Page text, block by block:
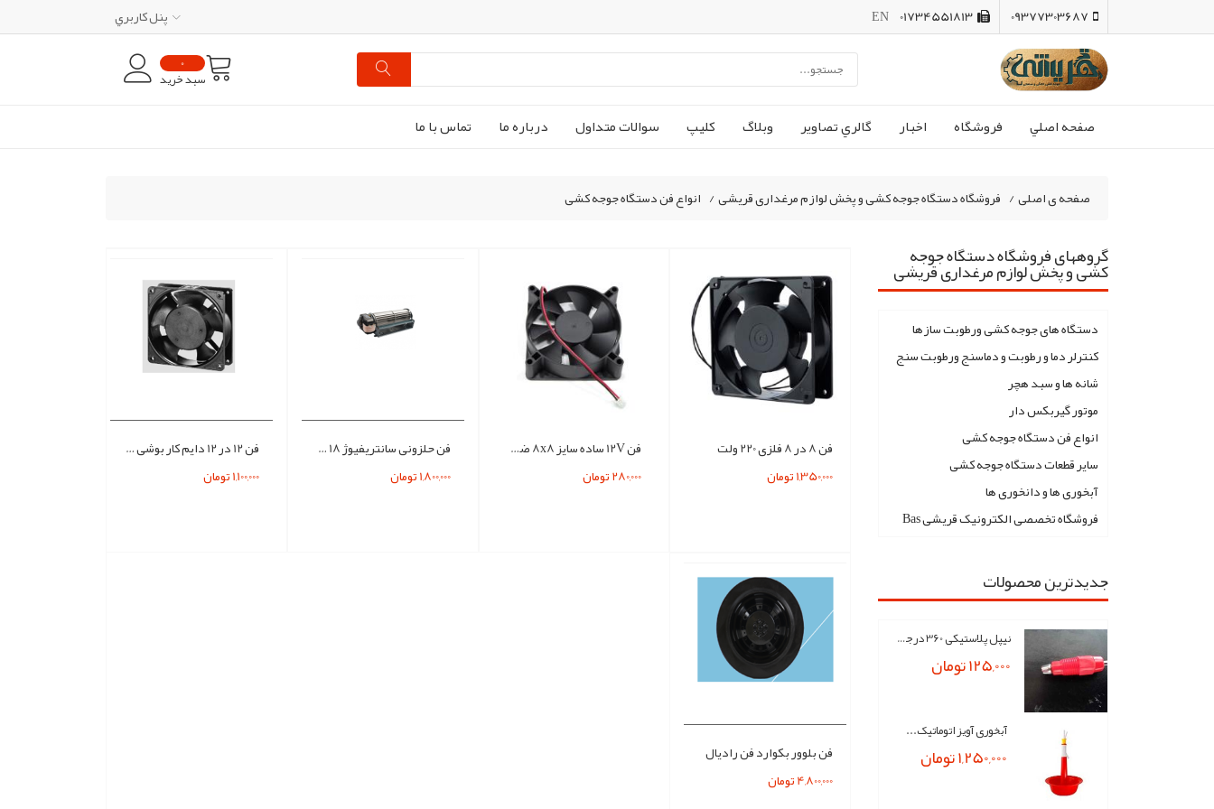
09377303687
01734551813
EN پنل کاربري
0
سبد خرید
صفحه اصلي فروشگاه اخبار گالري تصاوير وبلاگ کليپ سوالات متداول درباره ما تماس با ما
صفحه ی اصلی/ فروشگاه دستگاه جوجه کشی و پخش لوازم مرغداری قریشی/ انواع فن دستگاه جوجه کشی
گروههای فروشگاه دستگاه جوجه
کشی و پخش لوازم مرغداری قریشی
دستگاه های جوجه کشی ورطوبت سازها
کنترلر دما و رطوبت و دماسنج ورطوبت سنج
شانه ها و سبد هچر
موتور گیربکس دار
انواع فن دستگاه جوجه کشی
سایر قطعات دستگاه جوجه کشی
آبخوری ها و دانخوری ها
فروشگاه تخصصی الکترونیک قریشی Bas
جدیدترین محصولات
نیپل پلاستیکی 360 درجه...
125,000 تومان
آبخوری آویز اتوماتیک...
1,250,000 تومان
فن 8 در 8 فلزی 220 ولت
1,350,000 تومان
فن 12V ساده سایز 8x8 ضخامت 2.5cm
280,000 تومان
فن حلزونی سانتریفیوژ 18 سانت دستگاه جوجه کشی
1,800,000 تومان
فن 12 در 12 دایم کار بوشی 220 ولت جوجه کشی
1,100,000 تومان
فن بلوور بکوارد فن رادیال
4,800,000 تومان